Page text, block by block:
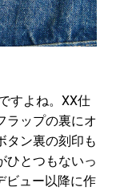
すよね。XX仕
ラップの裏にオ
タン裏の刻印も
ひとつもないっ
ビュー以降に作